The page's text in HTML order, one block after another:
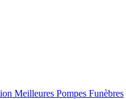
Meilleures Pompes Funèbres